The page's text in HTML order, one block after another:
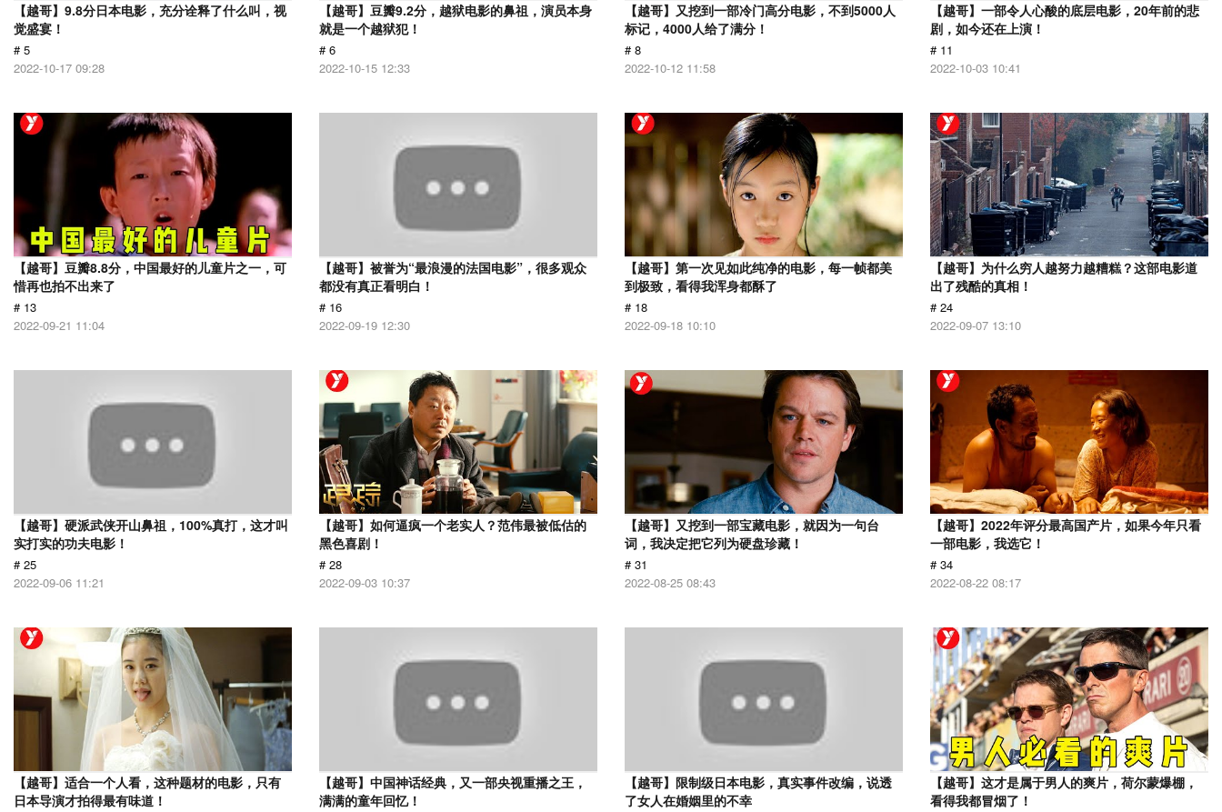
【越哥】9.8分日本电影，充分诠释了什么叫，视
觉盛宴！
# 5
2022-10-17 09:28
【越哥】豆瓣9.2分，越狱电影的鼻祖，演员本身
就是一个越狱犯！
# 6
2022-10-15 12:33
【越哥】又挖到一部冷门高分电影，不到5000人
标记，4000人给了满分！
# 8
2022-10-12 11:58
【越哥】一部令人心酸的底层电影，20年前的悲
剧，如今还在上演！
# 11
2022-10-03 10:41
【越哥】豆瓣8.8分，中国最好的儿童片之一，可
惜再也拍不出来了
# 13
2022-09-21 11:04
【越哥】被誉为“最浪漫的法国电影”，很多观众
都没有真正看明白！
# 16
2022-09-19 12:30
【越哥】第一次见如此纯净的电影，每一帧都美
到极致，看得我浑身都酥了
# 18
2022-09-18 10:10
【越哥】为什么穷人越努力越糟糕？这部电影道
出了残酷的真相！
# 24
2022-09-07 13:10
【越哥】硬派武侠开山鼻祖，100%真打，这才叫
实打实的功夫电影！
# 25
2022-09-06 11:21
【越哥】如何逼疯一个老实人？范伟最被低估的
黑色喜剧！
# 28
2022-09-03 10:37
【越哥】又挖到一部宝藏电影，就因为一句台
词，我决定把它列为硬盘珍藏！
# 31
2022-08-25 08:43
【越哥】2022年评分最高国产片，如果今年只看
一部电影，我选它！
# 34
2022-08-22 08:17
【越哥】适合一个人看，这种题材的电影，只有
日本导演才拍得最有味道！
【越哥】中国神话经典，又一部央视重播之王，
满满的童年回忆！
【越哥】限制级日本电影，真实事件改编，说透
了女人在婚姻里的不幸
【越哥】这才是属于男人的爽片，荷尔蒙爆棚，
看得我都冒烟了！